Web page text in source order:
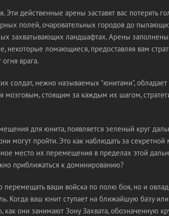
действенные арены заставят вас потерять
полей, очаровательных городов до
захватывающих ландшафтах. Арены заполнены
некоторые ломающиеся, предоставляя вам
врага.
солдат, нежно называемых "юнитами", обладает
мозговым, стоящим за каждым их шагом,
для юнита, появляется зеленый круг
могут пройти. Это как наблюдать за
место их перемещения в пределах этой
приближаться к доминированию?
ваши войска по полю боя, но и
Когда ваш юнит ступает на ближайшую базу
как они занимают Зону Захвата, обозначенную